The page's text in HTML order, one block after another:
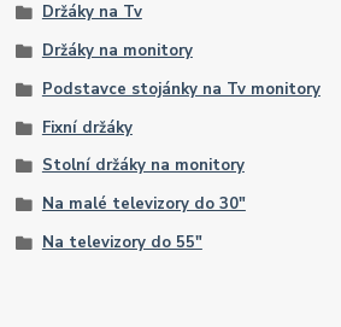
Držáky na Tv
Držáky na monitory
Podstavce stojánky na Tv monitory
Fixní držáky
Stolní držáky na monitory
Na malé televizory do 30"
Na televizory do 55"